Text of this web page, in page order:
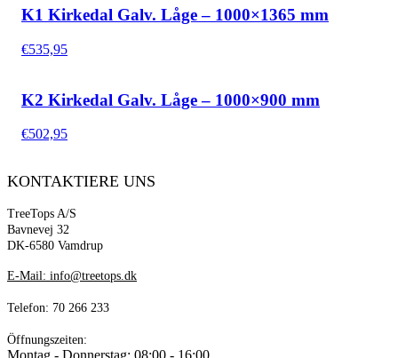
K1 Kirkedal Galv. Låge – 1000×1365 mm
€535,95
K2 Kirkedal Galv. Låge – 1000×900 mm
€502,95
KONTAKTIERE UNS
TreeTops A/S
Bavnevej 32
DK-6580 Vamdrup
E-Mail: info@treetops.dk
Telefon: 70 266 233
Öffnungszeiten: